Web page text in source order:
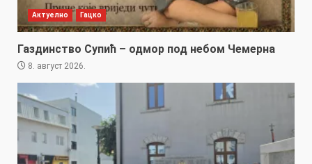
Актуелно Гацко
Газдинство Супић – одмор под небом Чемерна
8. август 2026.